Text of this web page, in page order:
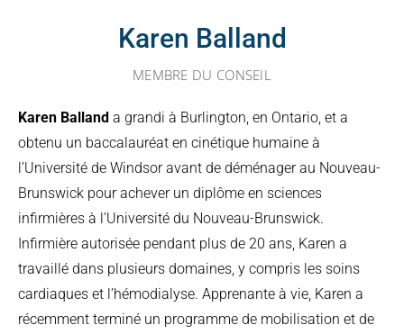
Karen Balland
MEMBRE DU CONSEIL
Karen Balland a grandi à Burlington, en Ontario, et a
obtenu un baccalauréat en cinétique humaine à
l’Université de Windsor avant de déménager au Nouveau-
Brunswick pour achever un diplôme en sciences
infirmières à l’Université du Nouveau-Brunswick.
Infirmière autorisée pendant plus de 20 ans, Karen a
travaillé dans plusieurs domaines, y compris les soins
cardiaques et l’hémodialyse. Apprenante à vie, Karen a
récemment terminé un programme de mobilisation et de